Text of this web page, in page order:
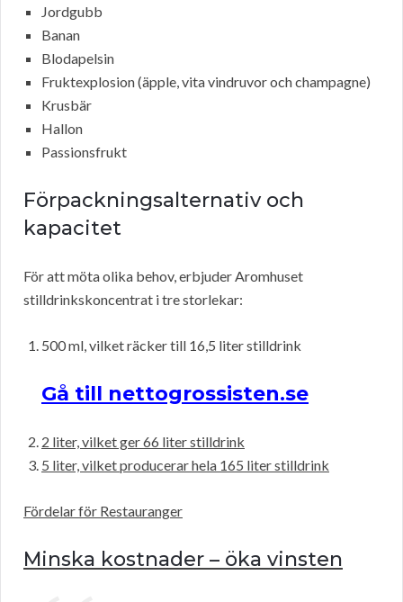
Jordgubb
Banan
Blodapelsin
Fruktexplosion (äpple, vita vindruvor och champagne)
Krusbär
Hallon
Passionsfrukt
Förpackningsalternativ och
kapacitet
För att möta olika behov, erbjuder Aromhuset
stilldrinkskoncentrat i tre storlekar:
500 ml, vilket räcker till 16,5 liter stilldrink
Gå till nettogrossisten.se
2 liter, vilket ger 66 liter stilldrink
5 liter, vilket producerar hela 165 liter stilldrink
Fördelar för Restauranger
Minska kostnader – öka vinsten